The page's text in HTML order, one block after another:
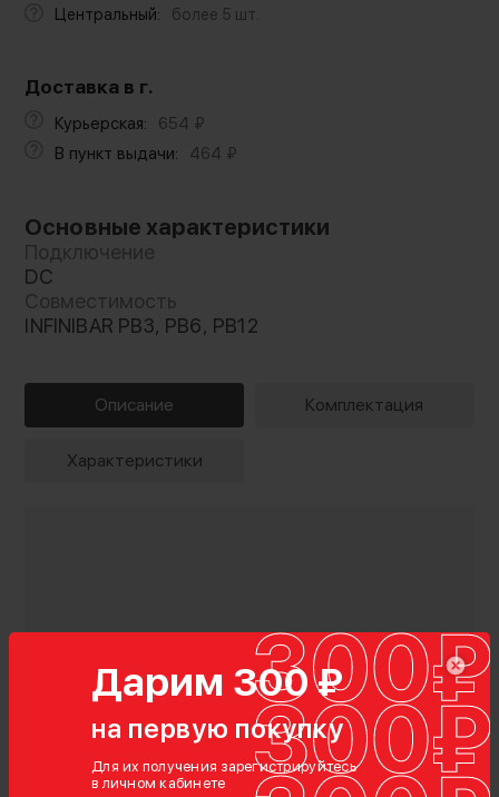
Дарим 300 ₽
на первую покупку
Для их получения зарегистрируйтесь
в личном кабинете
Центральный: более 5 шт.
Доставка в г.
Курьерская: 654 ₽
В пункт выдачи:
464 ₽
Основные характеристики
Подключение
DC
Совместимость
INFINIBAR PB3, PB6, PB12
Описание Комплектация
Характеристики